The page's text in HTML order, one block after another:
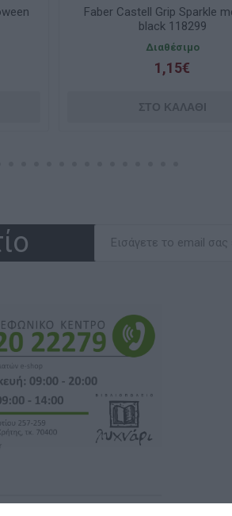
Faber Castell Grip Sparkle
black 118299
Διαθέσιμο
1,15€